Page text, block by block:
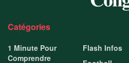
Catégories
1 Minute Pour
Comprendre
Flash Infos